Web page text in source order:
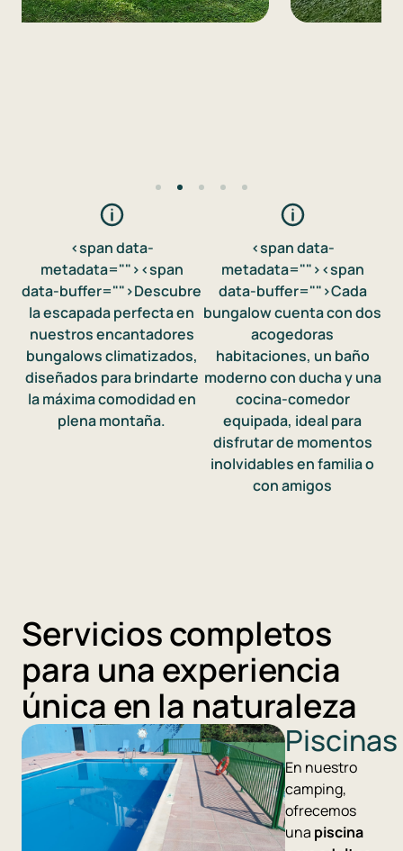
<span data-
metadata=""><span
data-buffer="">Descubre
la escapada perfecta en
nuestros encantadores
bungalows climatizados,
diseñados para brindarte
la máxima comodidad en
plena montaña.
<span data-
metadata=""><span
data-buffer="">Cada
bungalow cuenta con dos
acogedoras
habitaciones, un baño
moderno con ducha y una
cocina-comedor
equipada, ideal para
disfrutar de momentos
inolvidables en familia o
con amigos
Servicios completos
para una experiencia
única en la naturaleza
Piscinas
En nuestro
camping,
ofrecemos
una piscina